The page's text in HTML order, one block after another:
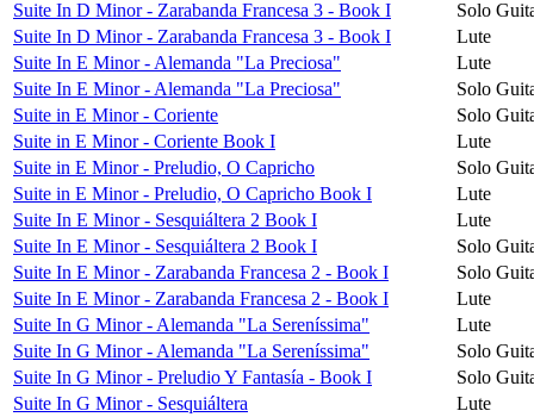
Suite In D Minor - Zarabanda Francesa 3 - Book I
Solo
Suite In D Minor - Zarabanda Francesa 3 - Book I
Lute
Suite In E Minor - Alemanda "La Preciosa"
Lute
Suite In E Minor - Alemanda "La Preciosa"
Solo
Suite in E Minor - Coriente
Solo
Suite in E Minor - Coriente Book I
Lute
Suite in E Minor - Preludio, O Capricho
Solo
Suite in E Minor - Preludio, O Capricho Book I
Lute
Suite In E Minor - Sesquiáltera 2 Book I
Lute
Suite In E Minor - Sesquiáltera 2 Book I
Solo
Suite In E Minor - Zarabanda Francesa 2 - Book I
Solo
Suite In E Minor - Zarabanda Francesa 2 - Book I
Lute
Suite In G Minor - Alemanda "La Sereníssima"
Lute
Suite In G Minor - Alemanda "La Sereníssima"
Solo
Suite In G Minor - Preludio Y Fantasía - Book I
Solo
Suite In G Minor - Sesquiáltera
Lute